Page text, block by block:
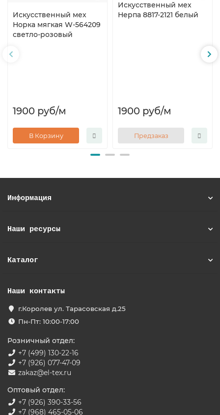
Искусственный мех
Норка мягкая W-564209
светло-розовый
1900 руб/м
В Корзину
Искусственный мех
Нерпа 8817-2121 белый
1900 руб/м
Предзаказ
Информация
Наши ресурсы
Каталог
Наши контакты
г.Королев ул. Тарасовская д.25
Пн-Пт: 10:00-17:00
Розничный отдел:
+7 (499) 130-22-16
+7 (926) 077-47-09
zakaz@el-tex.ru
Оптовый отдел:
+7 (926) 390-33-56
+7 (968) 465-05-06